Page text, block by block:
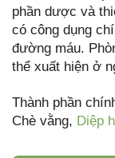
phần dược và
có công dụng
đường máu.
thể xuất hiện ở
Thành phần
Chè vằng, Diệp